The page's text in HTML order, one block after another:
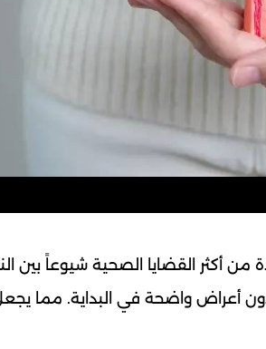
من أكثر القضايا الصحية شيوعاً بين
أعراض واضحة في البداية. مما يجعل